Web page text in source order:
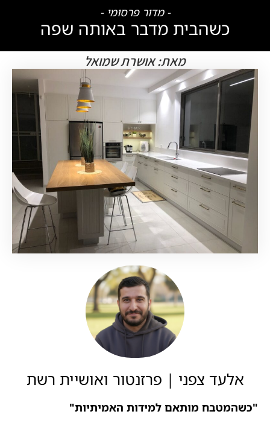
- מדור פרסומי -
כשהבית מדבר באותה שפה
מאת: אושרת שמואל
אלעד צפני | פרזנטור ואושיית רשת
"כשהמטבח מותאם למידות האמיתיות"